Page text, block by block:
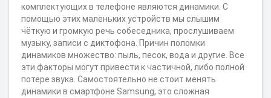
комплектующих в телефоне являются динамики. С
помощью этих маленьких устройств мы слышим
чёткую и громкую речь собеседника, прослушиваем
музыку, записи с диктофона. Причин поломки
динамиков множество: пыль, песок, вода и другие. Все
эти факторы могут привести к частичной, либо полной
потере звука. Самостоятельно не стоит менять
динамики в смартфоне Samsung, это сложная